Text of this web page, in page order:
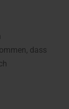
dass